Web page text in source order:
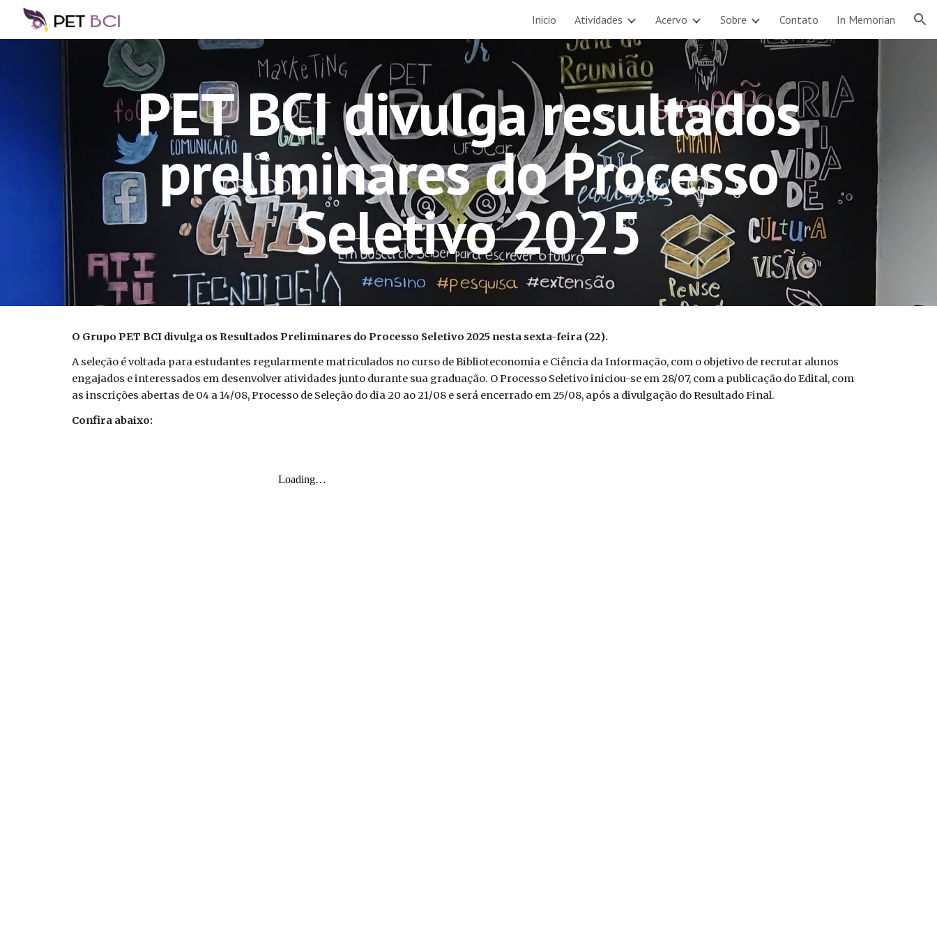
Skip to navigation
Inicio Atividades Acervo Sobre Contato In Memorian
PET BCI divulga resultados
preliminares do Processo
Seletivo 2025
O Grupo PET BCI divulga os Resultados Preliminares do Processo Seletivo 2025 nesta sexta-feira (22).
A seleção é voltada para estudantes regularmente matriculados no curso de Biblioteconomia e Ciência da Informação, com o objetivo de recrutar alunos
engajados e interessados em desenvolver atividades junto durante sua graduação. O Processo Seletivo iniciou-se em 28/07, com a publicação do Edital, com
as inscrições abertas de 04 a 14/08, Processo de Seleção do dia 20 ao 21/08 e será encerrado em 25/08, após a divulgação do Resultado Final.
Confira abaixo: